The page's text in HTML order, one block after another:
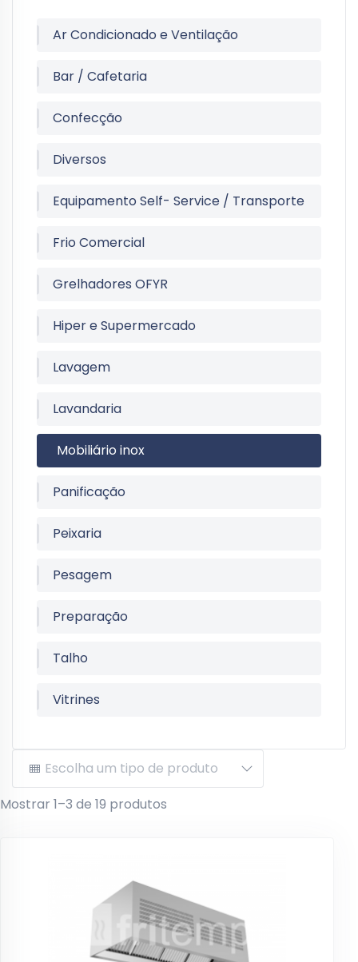
Ar Condicionado e Ventilação
Bar / Cafetaria
Confecção
Diversos
Equipamento Self- Service / Transporte
Frio Comercial
Grelhadores OFYR
Hiper e Supermercado
Lavagem
Lavandaria
Mobiliário inox
Panificação
Peixaria
Pesagem
Preparação
Talho
Vitrines
Mostrar 1–3 de 19 produtos